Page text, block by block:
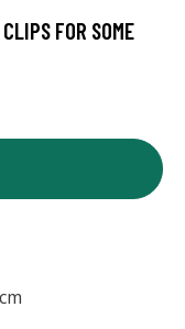
FOR SOME